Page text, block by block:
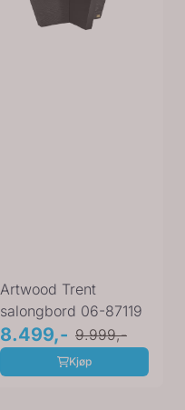
Artwood Trent
salongbord 06-87119
8.499,- 9.999,-
Kjøp